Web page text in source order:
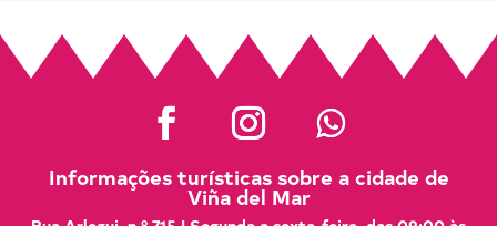
Informações turísticas sobre a cidade de
Viña del Mar